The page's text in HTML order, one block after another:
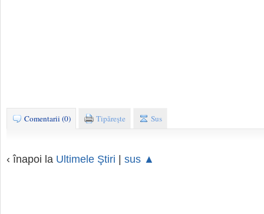
Comentarii (0) Tipăreşte Sus
‹ înapoi la Ultimele Ştiri | sus ▲